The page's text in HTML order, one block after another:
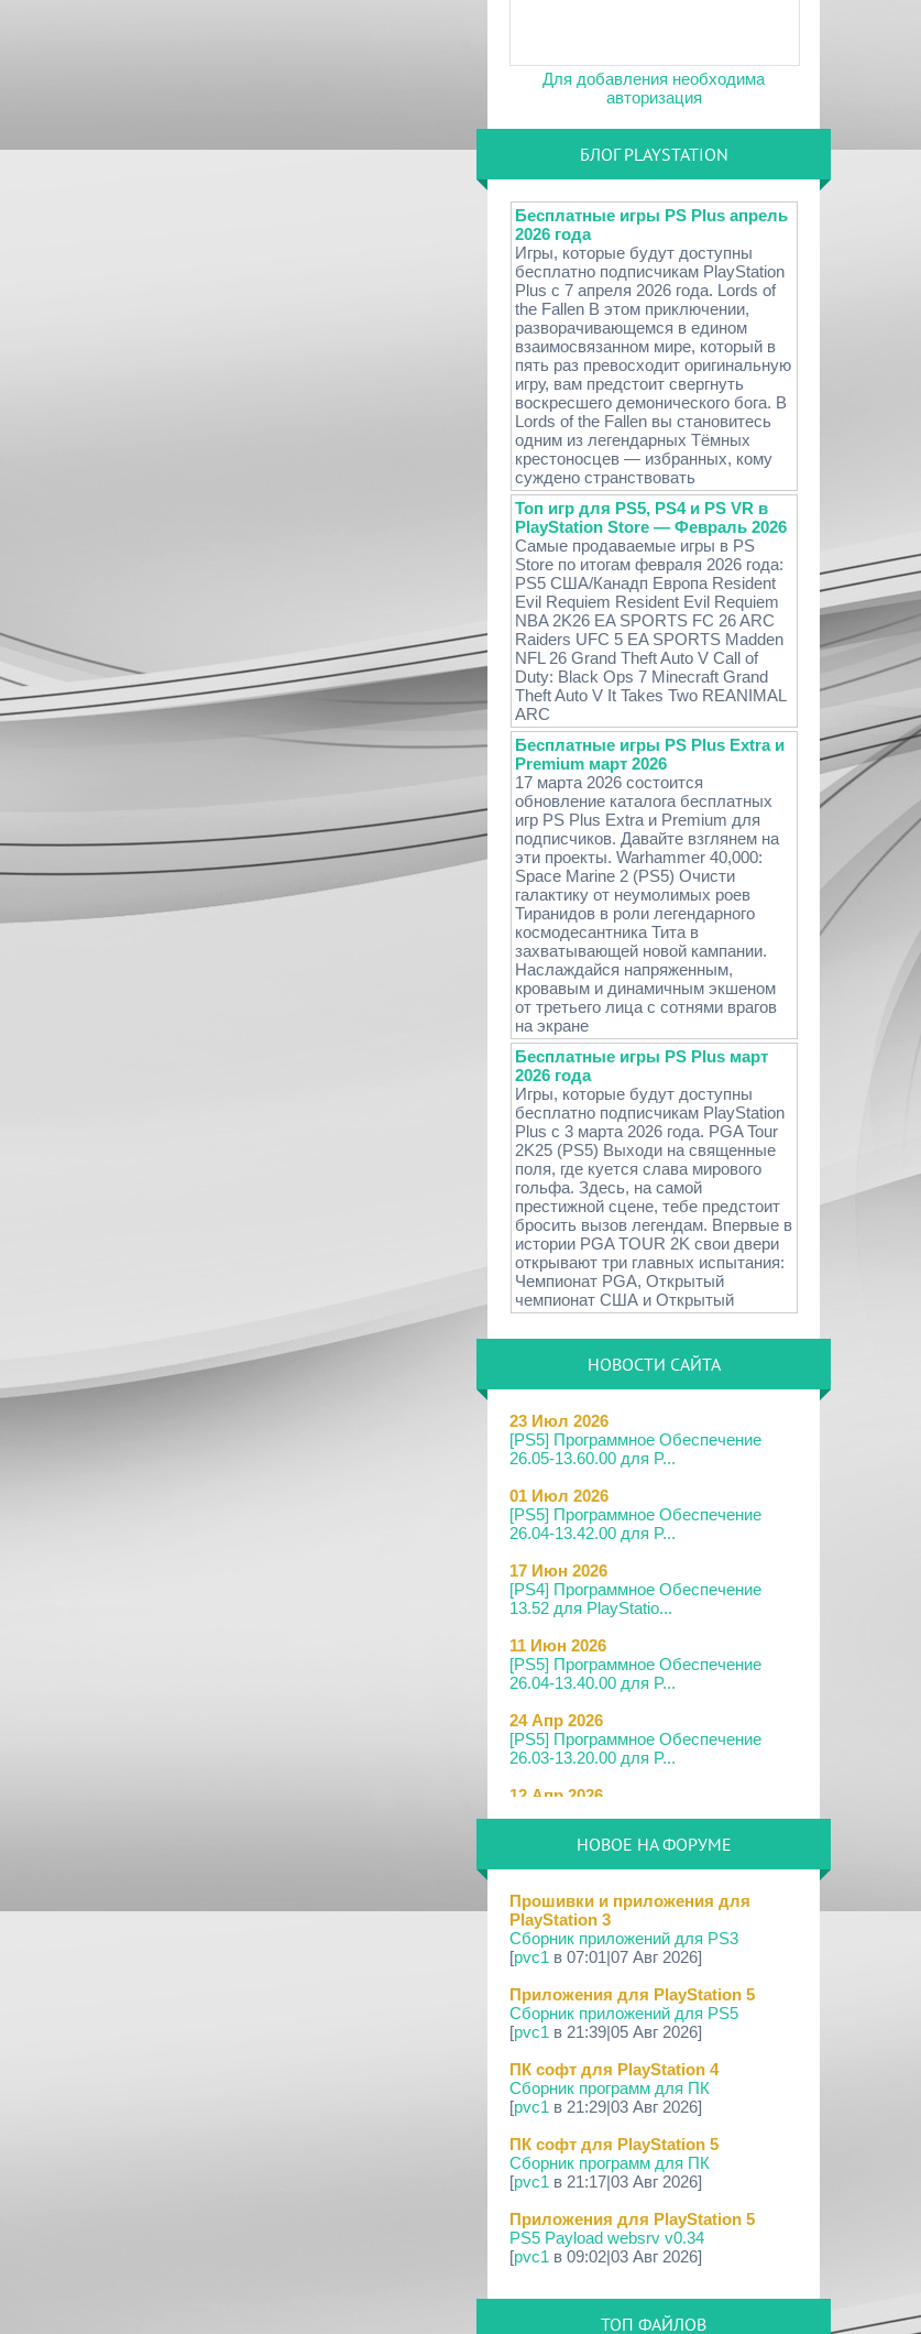
Для добавления необходима
авторизация
БЛОГ PLAYSTATION
Бесплатные игры PS Plus апрель
2026 года
Игры, которые будут доступны
бесплатно подписчикам PlayStation
Plus с 7 апреля 2026 года. Lords of
the Fallen В этом приключении,
разворачивающемся в едином
взаимосвязанном мире, который в
пять раз превосходит оригинальную
игру, вам предстоит свергнуть
воскресшего демонического бога. В
Lords of the Fallen вы становитесь
одним из легендарных Тёмных
крестоносцев — избранных, кому
суждено странствовать
Топ игр для PS5, PS4 и PS VR в
PlayStation Store — Февраль 2026
Самые продаваемые игры в PS
Store по итогам февраля 2026 года:
PS5 США/Канадп Европа Resident
Evil Requiem Resident Evil Requiem
NBA 2K26 EA SPORTS FC 26 ARC
Raiders UFC 5 EA SPORTS Madden
NFL 26 Grand Theft Auto V Call of
Duty: Black Ops 7 Minecraft Grand
Theft Auto V It Takes Two REANIMAL
ARC
Бесплатные игры PS Plus Extra и
Premium март 2026
17 марта 2026 состоится
обновление каталога бесплатных
игр PS Plus Extra и Premium для
подписчиков. Давайте взглянем на
эти проекты. Warhammer 40,000:
Space Marine 2 (PS5) Очисти
галактику от неумолимых роев
Тиранидов в роли легендарного
космодесантника Тита в
захватывающей новой кампании.
Наслаждайся напряженным,
кровавым и динамичным экшеном
от третьего лица с сотнями врагов
на экране
Бесплатные игры PS Plus март
2026 года
Игры, которые будут доступны
бесплатно подписчикам PlayStation
Plus с 3 марта 2026 года. PGA Tour
2K25 (PS5) Выходи на священные
поля, где куется слава мирового
гольфа. Здесь, на самой
престижной сцене, тебе предстоит
бросить вызов легендам. Впервые в
истории PGA TOUR 2K свои двери
открывают три главных испытания:
Чемпионат PGA, Открытый
чемпионат США и Открытый
НОВОСТИ САЙТА
23 Июл 2026
[PS5] Программное Обеспечение
26.05-13.60.00 для P...
01 Июл 2026
[PS5] Программное Обеспечение
26.04-13.42.00 для P...
17 Июн 2026
[PS4] Программное Обеспечение
13.52 для PlayStatio...
11 Июн 2026
[PS5] Программное Обеспечение
26.04-13.40.00 для P...
24 Апр 2026
[PS5] Программное Обеспечение
26.03-13.20.00 для P...
12 Апр 2026
09 Апр 2026
29 Мар 2026
[PS3] PS3HEN v3.5.0
[PS Portal] Программное
Обеспечение 7.0.0 для PS P...
[PS3] Программное Обеспечение 4.93
для PlayStation...
[PS4] Программное Обеспечение
13.50 для PlayStatio...
[PS5] Программное Обеспечение
26.02-13.00.00 для P...
[PS3] PS3HEN v3.4.1
НОВОЕ НА ФОРУМЕ
Прошивки и приложения для
PlayStation 3
Сборник приложений для PS3
[pvc1 в 07:01|07 Авг 2026]
Приложения для PlayStation 5
Сборник приложений для PS5
[pvc1 в 21:39|05 Авг 2026]
ПК софт для PlayStation 4
Сборник программ для ПК
[pvc1 в 21:29|03 Авг 2026]
ПК софт для PlayStation 5
Сборник программ для ПК
[pvc1 в 21:17|03 Авг 2026]
Приложения для PlayStation 5
PS5 Payload websrv v0.34
[pvc1 в 09:02|03 Авг 2026]
PS5 payload shsrv v0.20
ТОП ФАЙЛОВ